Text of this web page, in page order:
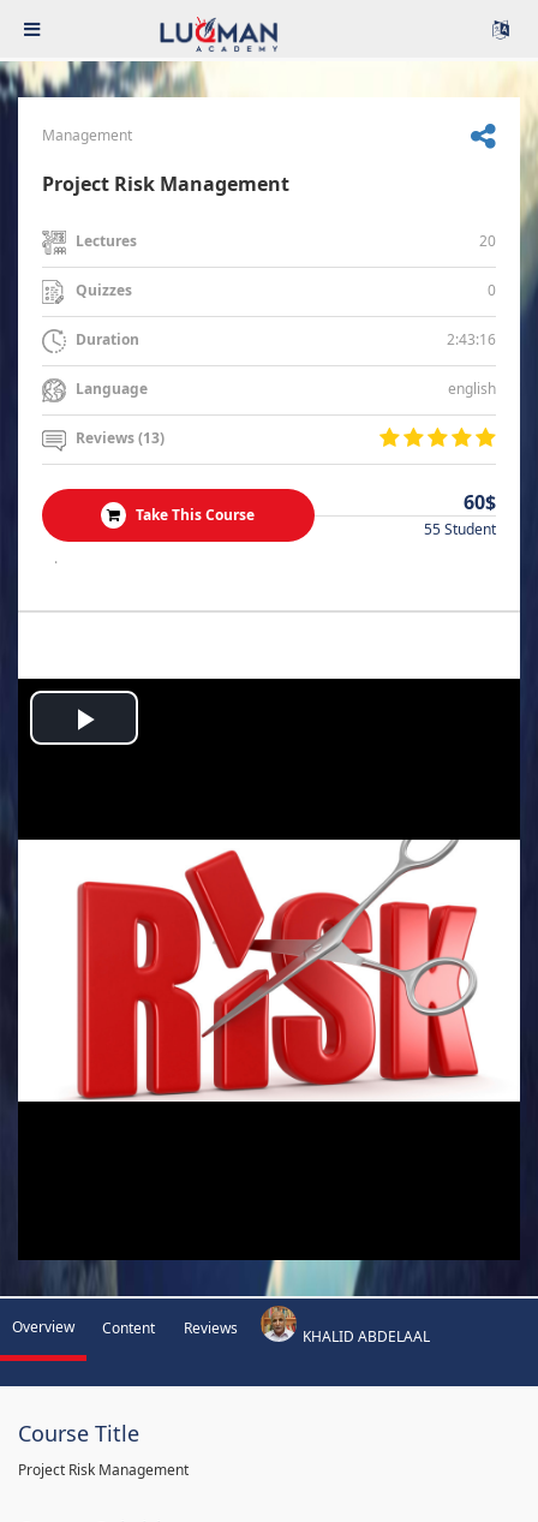
Management
Project Risk Management
Lectures 20
Quizzes 0
Duration 2:43:16
Language english
Reviews (13)
Take This Course 60$
55 Student
.
Play
Overview Content Reviews KHALID ABDELAAL
Course Title
Project Risk Management